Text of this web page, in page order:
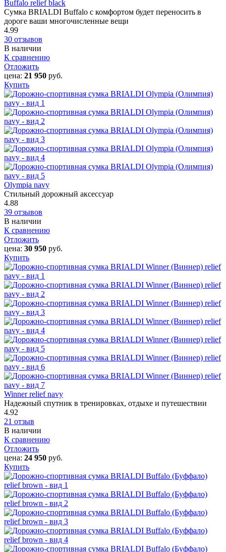
Buffalo relief black
Сумка BRIALDI Buffalo с комфортом будет переносить в
дороге ваши многочисленные вещи
4.99
30 отзывов
В наличии
К сравнению
Отложить
цена: 21 950 руб.
Купить
Olympia navy
Стильный дорожный аксессуар
4.88
39 отзывов
В наличии
К сравнению
Отложить
цена: 30 950 руб.
Купить
Winner relief navy
Надежный спутник в тренировках, отдыхе и путешествии
4.92
21 отзыв
В наличии
К сравнению
Отложить
цена: 24 950 руб.
Купить